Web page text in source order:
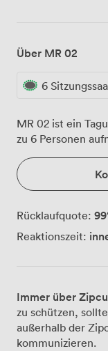
Über MR 02
6
MR 02 ist ein
zu 6 Personen
Rücklaufquote: 99
Reaktionszeit:
Immer über
zu schützen,
außerhalb der
kommunizieren.